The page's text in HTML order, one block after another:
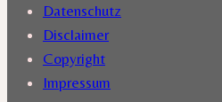
Datenschutz
Disclaimer
Copyright
Impressum